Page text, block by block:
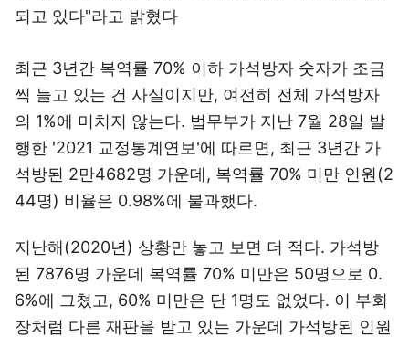
되고 있다"라고 밝혔다
최근 3년간 복역률 70% 이하 가석방자 숫자가 조금
씩 늘고 있는 건 사실이지만, 여전히 전체 가석방자
의 1%에 미치지 않는다. 법무부가 지난 7월 28일 발
행한 '2021 교정통계연보'에 따르면, 최근 3년간 가
석방된 2만4682명 가운데, 복역률 70% 미만 인원(2
44명) 비율은 0.98%에 불과했다.
지난해(2020년) 상황만 놓고 보면 더 적다. 가석방
된 7876명 가운데 복역률 70% 미만은 50명으로 0.
6%에 그쳤고, 60% 미만은 단 1명도 없었다. 이 부회
장처럼 다른 재판을 받고 있는 가운데 가석방된 인원